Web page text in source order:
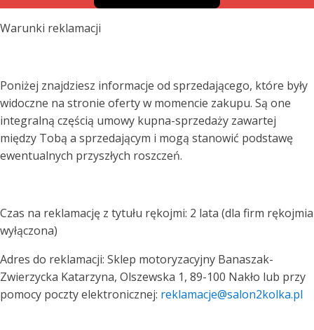
Warunki reklamacji
Poniżej znajdziesz informacje od sprzedającego, które były
widoczne na stronie oferty w momencie zakupu. Są one
integralną częścią umowy kupna-sprzedaży zawartej
między Tobą a sprzedającym i mogą stanowić podstawę
ewentualnych przyszłych roszczeń.
Czas na reklamację z tytułu rękojmi: 2 lata (dla firm rękojmia
wyłączona)
Adres do reklamacji: Sklep motoryzacyjny Banaszak-
Zwierzycka Katarzyna, Olszewska 1, 89-100 Nakło lub przy
pomocy poczty elektronicznej: reklamacje@salon2kolka.pl